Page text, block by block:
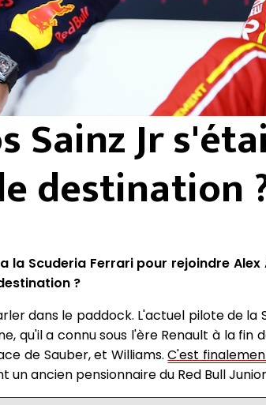
Sainz Jr
destination
la Scuderia Ferrari pour rejoindre Alex
?
dans le paddock. L'actuel pilote de la
qu'il a connu sous l'ère Renault à la fin
de Sauber, et Williams.C'est
un ancien pensionnaire du Red Bull